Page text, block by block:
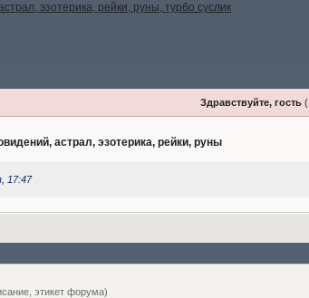
Здравствуйте, гость(
астрал, эзотерика, рейки, руны
17:47
этикет форума)